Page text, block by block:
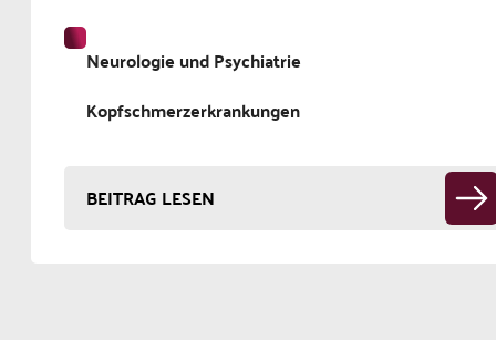
Neurologie und Psychiatrie
Kopfschmerzerkrankungen
BEITRAG LESEN